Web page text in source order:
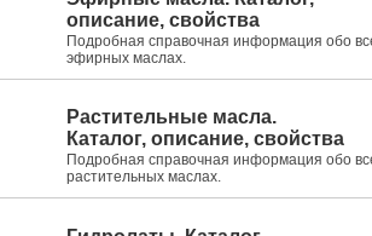
описание, свойства
Подробная справочная информация обо
эфирных маслах.
Растительные масла.
Каталог, описание, свойства
Подробная справочная информация обо
растительных маслах.